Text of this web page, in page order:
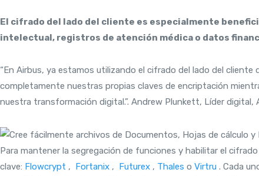
El cifrado del lado del cliente es especialmente
intelectual, registros de atención médica o datos
“En Airbus, ya estamos utilizando el cifrado del lado del
completamente nuestras propias claves de encriptación
nuestra transformación digital.”. Andrew Plunkett, Líder digital,
Para mantener la segregación de funciones y habilitar el
clave: Flowcrypt , Fortanix , Futurex , Thales o Virtru . Cada